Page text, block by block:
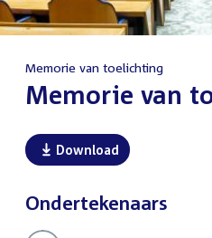
Memorie van toelichting
:Memorie van
Download
Ondertekenaars